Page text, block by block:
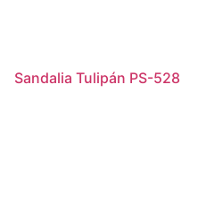
Sandalia Tulipán PS-528